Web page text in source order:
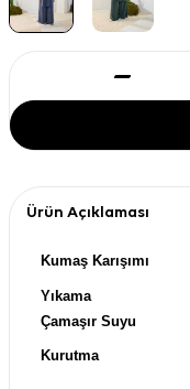
Ürün Açıklaması
Kumaş Karışımı
Yıkama
Çamaşır Suyu
Kurutma